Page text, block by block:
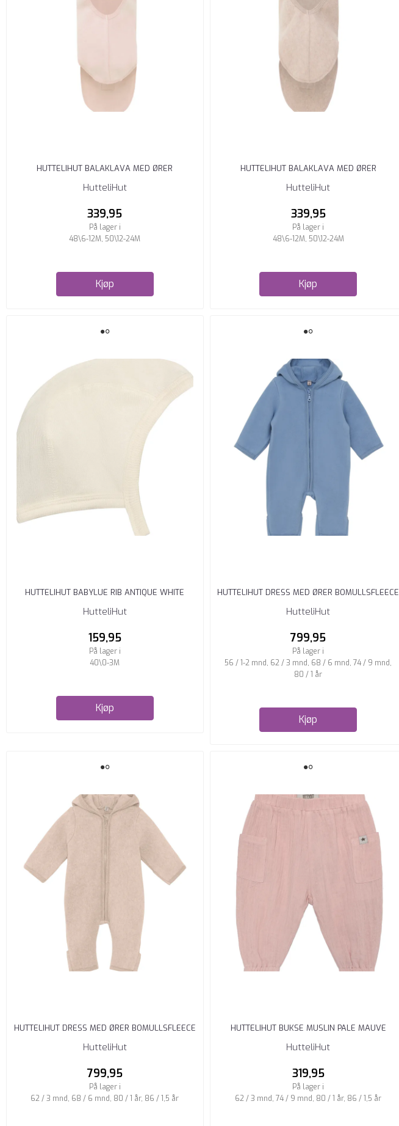
HUTTELIHUT BALAKLAVA MED ØRER
BOMULLSFLEECE PEACH ...
HutteliHut
339,95
På lager i
48\6-12M, 50\12-24M
Kjøp
HUTTELIHUT BALAKLAVA MED ØRER
BOMULLSFLEECE CAMEL ...
HutteliHut
339,95
På lager i
48\6-12M, 50\12-24M
Kjøp
HUTTELIHUT BABYLUE RIB ANTIQUE WHITE
HutteliHut
159,95
På lager i
40\0-3M
Kjøp
HUTTELIHUT DRESS MED ØRER BOMULLSFLEECE
WINDWARD ...
HutteliHut
799,95
På lager i
56 / 1-2 mnd, 62 / 3 mnd, 68 / 6 mnd, 74 / 9 mnd,
80 / 1 år
Kjøp
HUTTELIHUT DRESS MED ØRER BOMULLSFLEECE
CAMEL ...
HutteliHut
799,95
På lager i
62 / 3 mnd, 68 / 6 mnd, 80 / 1 år, 86 / 1,5 år
HUTTELIHUT BUKSE MUSLIN PALE MAUVE
HutteliHut
319,95
På lager i
62 / 3 mnd, 74 / 9 mnd, 80 / 1 år, 86 / 1,5 år